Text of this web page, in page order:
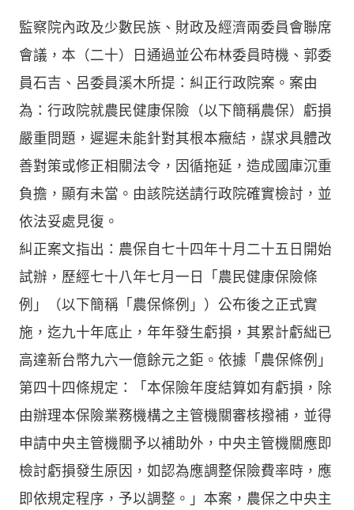
監察院內政及少數民族、財政及經濟兩委員會聯席
會議，本（二十）日通過並公布林委員時機、郭委
員石吉、呂委員溪木所提：糾正行政院案。案由
為：行政院就農民健康保險（以下簡稱農保）虧損
嚴重問題，遲遲未能針對其根本癥結，謀求具體改
善對策或修正相關法令，因循拖延，造成國庫沉重
負擔，顯有未當。由該院送請行政院確實檢討，並
依法妥處見復。
糾正案文指出：農保自七十四年十月二十五日開始
試辦，歷經七十八年七月一日「農民健康保險條
例」（以下簡稱「農保條例」）公布後之正式實
施，迄九十年底止，年年發生虧損，其累計虧絀已
高達新台幣九六一億餘元之鉅。依據「農保條例」
第四十四條規定：「本保險年度結算如有虧損，除
由辦理本保險業務機構之主管機關審核撥補，並得
申請中央主管機關予以補助外，中央主管機關應即
檢討虧損發生原因，如認為應調整保險費率時，應
即依規定程序，予以調整。」本案，農保之中央主